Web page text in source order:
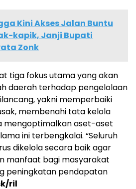
Kini Akses Jalan Buntu
kapik, Janji Bupati
Zonk
tiga fokus utama yang akan
daerah terhadap pengelolaan
yakni memperbaiki
membenahi tata kelola
mengoptimalkan aset-aset
ini terbengkalai. “Seluruh
dikelola secara baik agar
manfaat bagi masyarakat
peningkatan pendapatan
ril